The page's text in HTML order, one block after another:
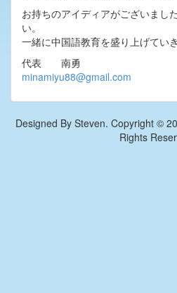
お持ちのアイディアがございまし
い。
一緒に中国語教育を盛り上げてい
代表 南勇
minamiyu88@gmail.com
Designed By Steven. Copyright ©
Rights